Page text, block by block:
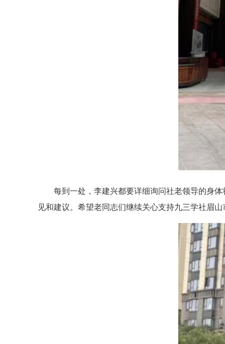
每到一处，李建兴都要详细询问社老领导的身
见和建议。希望老同志们继续关心支持九三学社眉